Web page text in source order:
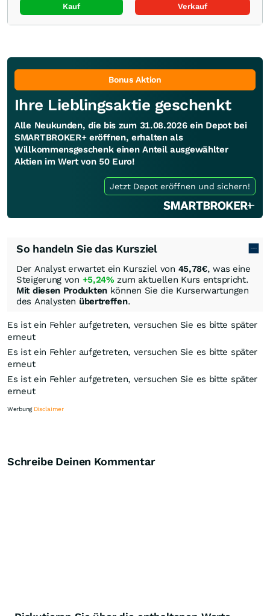
Kauf Verkauf
Bonus Aktion
Ihre Lieblingsaktie geschenkt
Alle Neukunden, die bis zum 31.08.2026 ein Depot bei
SMARTBROKER+ eröffnen, erhalten als
Willkommensgeschenk einen Anteil ausgewählter
Aktien im Wert von 50 Euro!
Jetzt Depot eröffnen und sichern!
So handeln Sie das Kursziel
Der Analyst erwartet ein Kursziel von 45,78€, was eine
Steigerung von +5,24% zum aktuellen Kurs entspricht.
Mit diesen Produkten können Sie die Kurserwartungen
des Analysten übertreffen.
Es ist ein Fehler aufgetreten, versuchen Sie es bitte später
erneut
Es ist ein Fehler aufgetreten, versuchen Sie es bitte später
erneut
Es ist ein Fehler aufgetreten, versuchen Sie es bitte später
erneut
Werbung Disclaimer
Schreibe Deinen Kommentar